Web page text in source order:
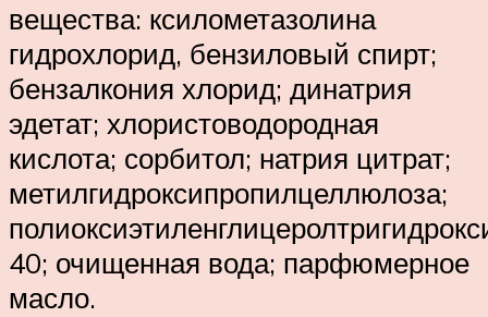
вещества: ксилометазолина
гидрохлорид, бензиловый спирт;
бензалкония хлорид; динатрия
эдетат; хлористоводородная
кислота; сорбитол; натрия цитрат;
метилгидроксипропилцеллюлоза;
40; очищенная вода; парфюмерное
масло.